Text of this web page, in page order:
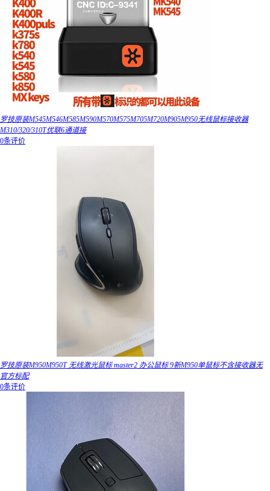
罗技原装M545M546M585M590M570M575M705M720M905M950无线鼠标接收器
M310/320/310T优联6通道接
0条评价
罗技原装M950M950T 无线激光鼠标 master2 办公鼠标 9新M950单鼠标不含接收器无
官方标配
0条评价